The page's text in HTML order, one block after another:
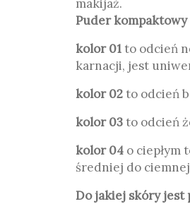
makijaż.
Puder
kolor 01to odcień
karnacji, jest
kolor 02to odcień
kolor 03to odcień
kolor 04 o
średniej do
Do jakiej skóry jest